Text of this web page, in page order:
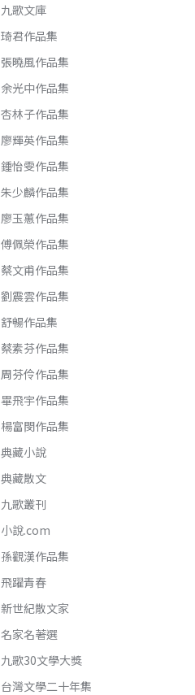
九歌文庫
琦君作品集
張曉風作品集
余光中作品集
杏林子作品集
廖輝英作品集
鍾怡雯作品集
朱少麟作品集
廖玉蕙作品集
傅佩榮作品集
蔡文甫作品集
劉震雲作品集
舒暢作品集
蔡素芬作品集
周芬伶作品集
畢飛宇作品集
楊富閔作品集
典藏小說
典藏散文
九歌叢刊
小說.com
孫觀漢作品集
飛躍青春
新世紀散文家
名家名著選
九歌30文學大獎
台灣文學二十年集